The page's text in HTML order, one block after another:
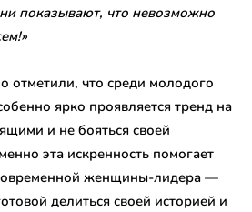
показывают, что невозможно
отметили, что среди молодого
ярко проявляется тренд на
и не бояться своей
эта искренность помогает
женщины-лидера —
делиться своей историей и